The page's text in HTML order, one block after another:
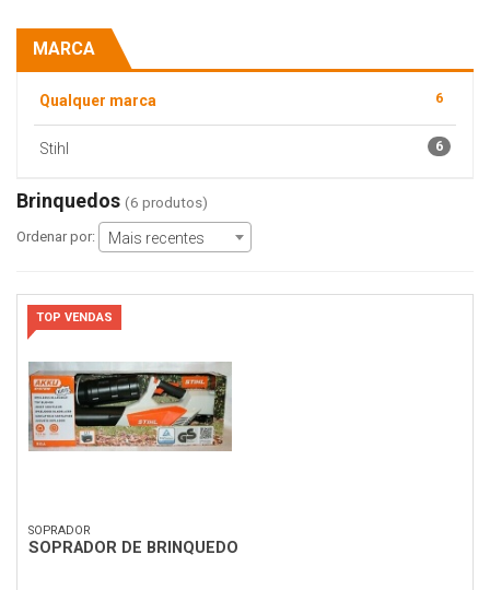
MARCA
Qualquer marca 6
Stihl 6
Brinquedos (6 produtos)
Ordenar por: Mais recentes
TOP VENDAS
SOPRADOR
SOPRADOR DE BRINQUEDO